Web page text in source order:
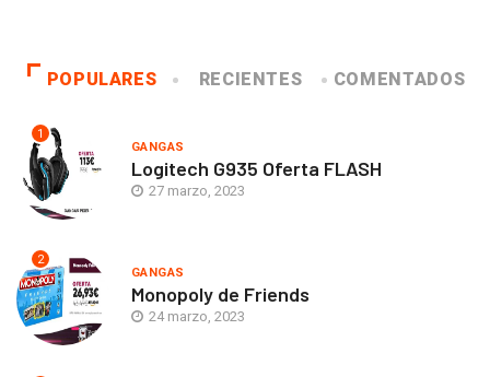
POPULARES RECIENTES COMENTADOS
1
GANGAS
Logitech G935 Oferta FLASH
27 marzo, 2023
2
GANGAS
Monopoly de Friends
24 marzo, 2023